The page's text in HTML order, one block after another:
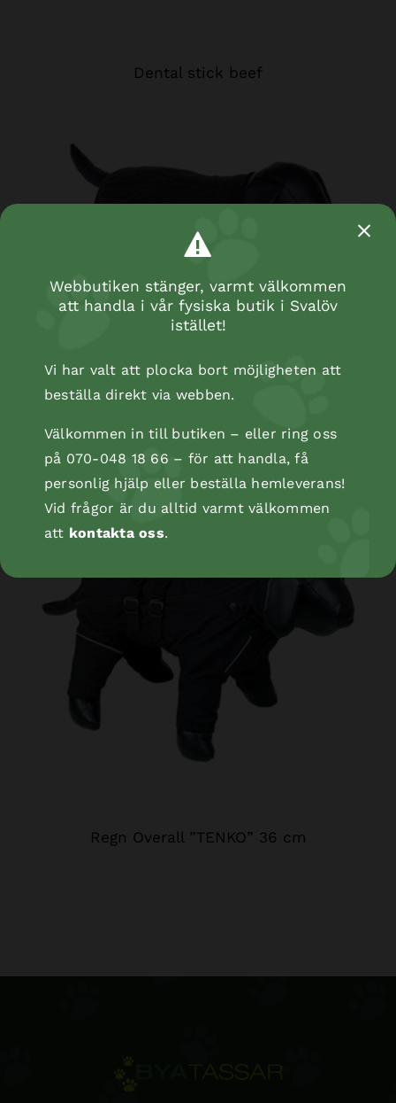
Dental stick beef
Regn Overall ”TENKO” 36 cm
Webbutiken stänger, varmt välkommen
att handla i vår fysiska butik i Svalöv
istället!
Vi har valt att plocka bort möjligheten att
beställa direkt via webben.
Välkommen in till butiken – eller ring oss
på 070-048 18 66 – för att handla, få
personlig hjälp eller beställa hemleverans!
Vid frågor är du alltid varmt välkommen
att kontakta oss.